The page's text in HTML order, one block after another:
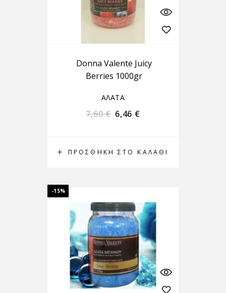
ΠΡΟΣΘΉΚΗ ΣΤΟ ΚΑΛΆΘΙ
Donna Valente Juicy
Berries 1000gr
ΑΛΑΤΑ
7,60€ 6,46 €
-15%